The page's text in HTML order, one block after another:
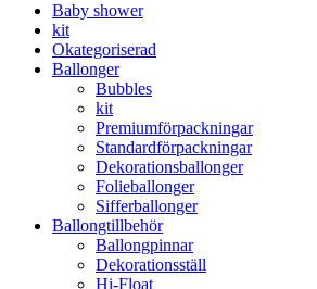
Baby shower
kit
Okategoriserad
Ballonger
Bubbles
kit
Premium­förpackningar
Standard­­förpackningar
Dekorations­ballonger
Folie­­­ballonger
Siffer­­ballonger
Ballong­tillbehör
Ballongpinnar
Dekorationsställ
Hi-Float